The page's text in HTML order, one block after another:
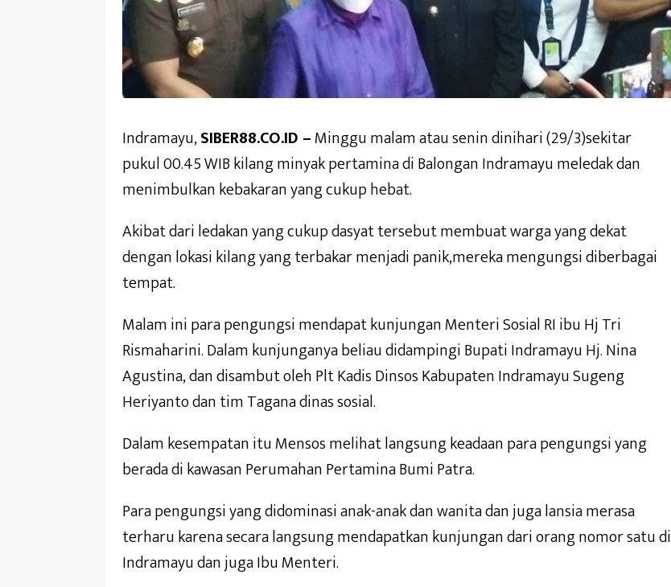
Indramayu,SIBER88.CO.ID –Minggu malam atau senin dinihari (29/3)sekitar
pukul 00.45 WIB kilang minyak pertamina di Balongan Indramayu meledak dan
menimbulkan kebakaran yang cukup hebat.
Akibat dari ledakan yang cukup dasyat tersebut membuat warga yang dekat
dengan lokasi kilang yang terbakar menjadi panik,mereka mengungsi diberbagai
tempat.
Malam ini para pengungsi mendapat kunjungan Menteri Sosial RI ibu Hj Tri
Rismaharini. Dalam kunjunganya beliau didampingi Bupati Indramayu Hj. Nina
Agustina, dan disambut oleh Plt Kadis Dinsos Kabupaten Indramayu Sugeng
Heriyanto dan tim Tagana dinas sosial.
Dalam kesempatan itu Mensos melihat langsung keadaan para pengungsi yang
berada di kawasan Perumahan Pertamina Bumi Patra.
Para pengungsi yang didominasi anak-anak dan wanita dan juga lansia merasa
terharu karena secara langsung mendapatkan kunjungan dari orang nomor satu di
Indramayu dan juga Ibu Menteri.